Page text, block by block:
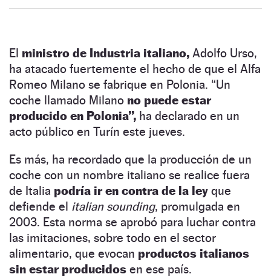
El ministro de Industria italiano, Adolfo Urso,
ha atacado fuertemente el hecho de que el Alfa
Romeo Milano se fabrique en Polonia. “Un
coche llamado Milano no puede estar
producido en Polonia”, ha declarado en un
acto público en Turín este jueves.
Es más, ha recordado que la producción de un
coche con un nombre italiano se realice fuera
de Italia podría ir en contra de la ley que
defiende el italian sounding, promulgada en
2003. Esta norma se aprobó para luchar contra
las imitaciones, sobre todo en el sector
alimentario, que evocan productos italianos
sin estar producidos en ese país.